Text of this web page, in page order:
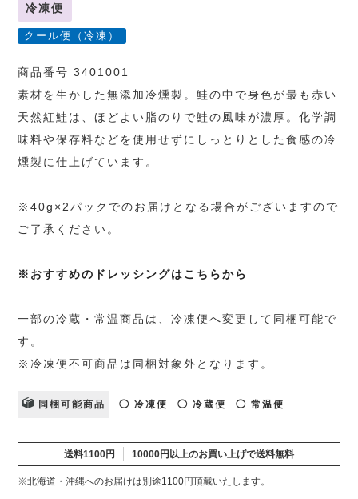
冷凍便
クール便（冷凍）
商品番号 3401001
素材を生かした無添加冷燻製。鮭の中で身色が最も赤い
天然紅鮭は、ほどよい脂のりで鮭の風味が濃厚。化学調
味料や保存料などを使用せずにしっとりとした食感の冷
燻製に仕上げています。
※40g×2パックでのお届けとなる場合がございますので
ご了承ください。
※おすすめのドレッシングはこちらから
一部の冷蔵・常温商品は、冷凍便へ変更して同梱可能で
す。
※冷凍便不可商品は同梱対象外となります。
同梱可能商品 ◯ 冷凍便 ◯ 冷蔵便 ◯ 常温便
送料1100円 10000円以上のお買い上げで送料無料
※北海道・沖縄へのお届けは別途1100円頂戴いたします。